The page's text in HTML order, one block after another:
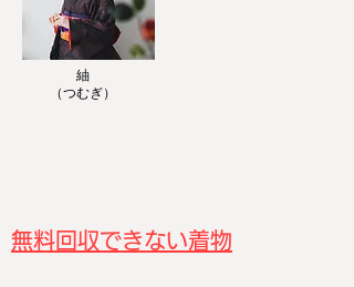
紬
​（つむぎ）
無料回収できない着物